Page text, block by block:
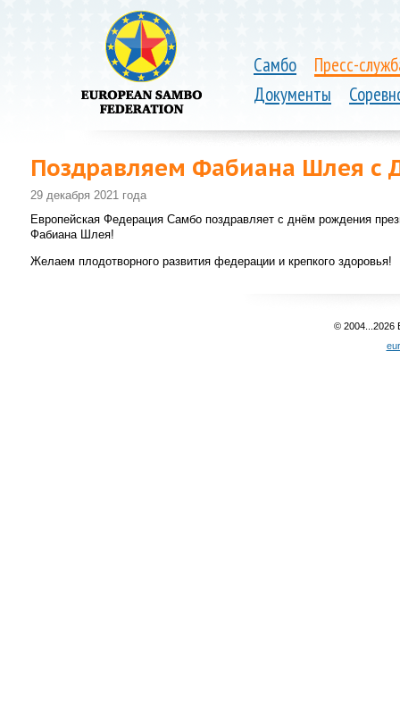
Самбо
Пресс-
Документы
Поздравляем Фабиана Шлея с
29 декабря 2021 года
Европейская Федерация Самбо поздравляет с днём рождения
Фабиана Шлея!
Желаем плодотворного развития федерации и крепкого здоровья!
© 2004...2026